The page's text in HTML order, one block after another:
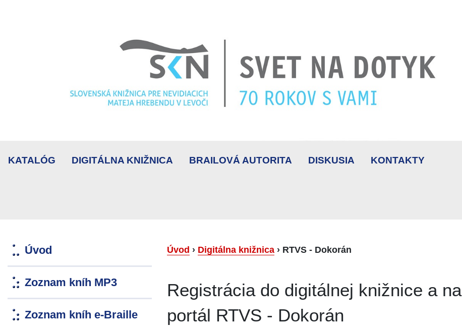
KATALÓG DIGITÁLNA KNIŽNICA BRAILOVÁ AUTORITA DISKUSIA KONTAKTY
Úvod
Zoznam kníh MP3
Zoznam kníh e-Braille
Úvod › Digitálna knižnica › RTVS - Dokorán
Registrácia do digitálnej knižnice a na
portál RTVS - Dokorán